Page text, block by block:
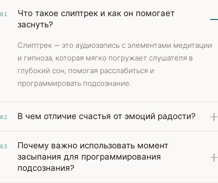
01
Что такое слиптрек и как он помогает
заснуть?
Слиптрек — это аудиозапись с элементами медитации
и гипноза, которая мягко погружает слушателя в
глубокий сон, помогая расслабиться и
программировать подсознание.
02 В чем отличие счастья от эмоций радости?
03
Почему важно использовать момент
засыпания для программирования
подсознания?